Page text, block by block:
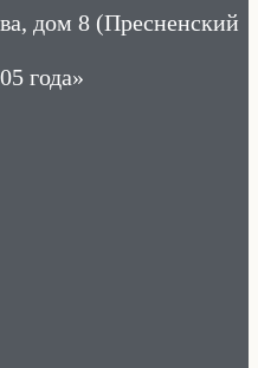
дом 8 (Пресненский
года»